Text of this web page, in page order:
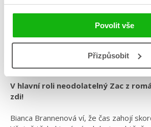
Povolit vše
Přizpůsobit
#odpřátelstvíklásce
#pomaláromantika
#standalone
V hlavní roli neodolatelný Zac z
zdi!
Bianca Brannenová ví, že čas zahojí